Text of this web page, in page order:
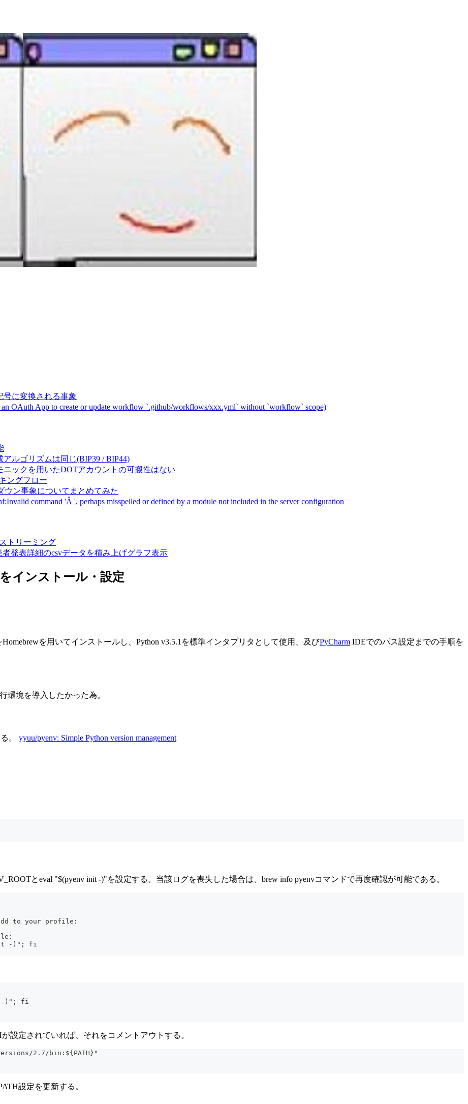
号に変換される事象
OAuth App to create or update workflow `.github/workflows/xxx.yml` without `workflow` scope)
アルゴリズムは同じ(BIP39 / BIP44)
ニックを用いたDOTアカウントの可搬性はない
ングフロー
ウン事象についてまとめてみた
command 'Â ', perhaps misspelled or defined by a module not included in the server configuration
トリーミング
発表詳細のcsvデータを積み上げグラフ表示
インストール・設定
を用いてインストールし、Python v3.5.1を標準インタプリタとして使用、及びPyCharm IDEでのパス設定までの手順を
環境を導入したかった為。
。 yyuu/pyenv: Simple Python version management
とeval "$(pyenv init -)"を設定する。当該ログを喪失した場合は、brew info pyenvコマンドで再度確認が可能である。
to your profile:
-)"; fi
-)"; fi
設定されていれば、それをコメントアウトする。
2.7/bin:${PATH}"
設定を更新する。